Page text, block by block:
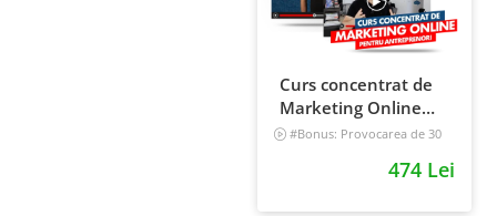
Curs concentrat de
Marketing Online
pentru antreprenori
#Bonus: Provocarea de 30
474 Lei